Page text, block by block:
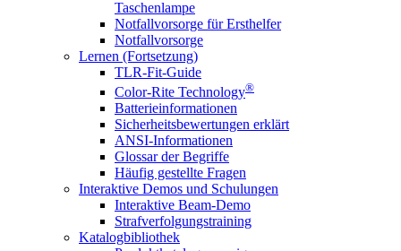
Taschenlampe
Notfallvorsorge für Ersthelfer
Notfallvorsorge
Lernen (Fortsetzung)
TLR-Fit-Guide
Color-Rite Technology®
Batterieinformationen
Sicherheitsbewertungen erklärt
ANSI-Informationen
Glossar der Begriffe
Häufig gestellte Fragen
Interaktive Demos und Schulungen
Interaktive Beam-Demo
Strafverfolgungstraining
Katalogbibliothek